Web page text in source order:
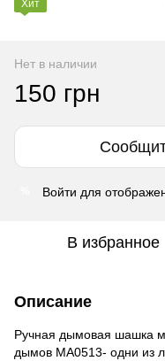
Хит
Нет в наличии
150 грн
Войти для
В избранное
Описание
Ручная дымовая шашка
дымов MA0513- одни из